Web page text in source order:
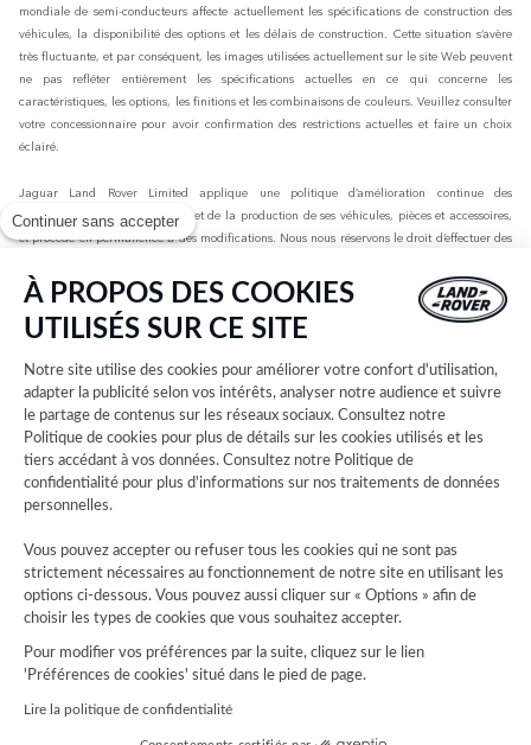
Continuer sans accepter
À PROPOS DES COOKIES
UTILISÉS SUR CE SITE
Notre site utilise des cookies pour améliorer votre confort d'utilisation,
adapter la publicité selon vos intérêts, analyser notre audience et suivre
le partage de contenus sur les réseaux sociaux. Consultez notre
Politique de cookies pour plus de détails sur les cookies utilisés et les
tiers accédant à vos données. Consultez notre Politique de
confidentialité pour plus d'informations sur nos traitements de données
personnelles.
Vous pouvez accepter ou refuser tous les cookies qui ne sont pas
strictement nécessaires au fonctionnement de notre site en utilisant les
options ci-dessous. Vous pouvez aussi cliquer sur « Options » afin de
choisir les types de cookies que vous souhaitez accepter.
Pour modifier vos préférences par la suite, cliquez sur le lien
'Préférences de cookies' situé dans le pied de page.
Lire la politique de confidentialité
mondiale de semi-conducteurs affecte actuellement les spécifications de construction des
véhicules, la disponibilité des options et les délais de construction. Cette situation s’avère
très fluctuante, et par conséquent, les images utilisées actuellement sur le site Web peuvent
ne pas refléter entièrement les spécifications actuelles en ce qui concerne les
caractéristiques, les options, les finitions et les combinaisons de couleurs. Veuillez consulter
votre concessionnaire pour avoir confirmation des restrictions actuelles et faire un choix
éclairé.
Jaguar Land Rover Limited applique une politique d’amélioration continue des
spécifications, de la conception et de la production de ses véhicules, pièces et accessoires,
et procède en permanence à des modifications. Nous nous réservons le droit d’effectuer des
présentées sur ce site Web sont basées sur les spécifications européennes. Elles peuvent
varier selon le marché et être modifiées sans préavis. Certains des véhicules présents sont
dotés d’équipements en option ou d’accessoires installés par le concessionnaire qui peuvent
pour connaître les disponibilités et les tarifs.
Les chiffres fournis sont issus des tests officiels menés par le fabricant conformément à la
législation européenne en vigueur avec une batterie complètement chargée. Depuis le 1er
septembre 2018, les véhicules légers neufs sont réceptionnés en Europe sur la base de la
procédure d'essai harmonisée pour les véhicules légers (WLTP), procédure d'essai
permettant de mesurer la consommation de carburant et les émissions de CO2, plus
consommation de carburant et d’autonomie peuvent varier en fonction de facteurs tels que
le style de conduite, les conditions environnementales, la charge, l’installation des roues,
les accessoires montés, l’itinéraire emprunté et l’état de la batterie. Les données
d’autonomie sont basées sur l’autonomie des véhicules de production sur un trajet standard.
Les coûts liés à l’établissement de la carte grise ne sont pas inclus dans les prix indiqués.
Les cartes sur ce site Web sont fournies par des fournisseurs externes à des fins